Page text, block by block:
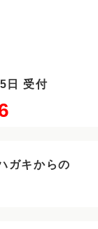
日 受付
ガキからの